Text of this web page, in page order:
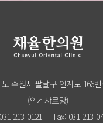
수원시 팔달구 인계로 166번
(인계샤르망)
213-0121
Fax: 031-213-